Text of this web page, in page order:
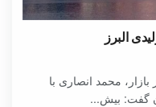
محمد انصاری با
گفت: بیش...